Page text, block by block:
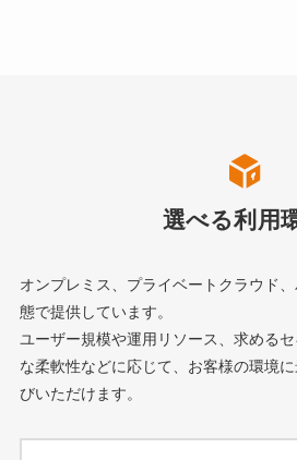
選べる利用
オンプレミス、プライベートクラウド
態で提供しています。
ユーザー規模や運用リソース、求める
な柔軟性などに応じて、 お客様の環境
びいただけます。